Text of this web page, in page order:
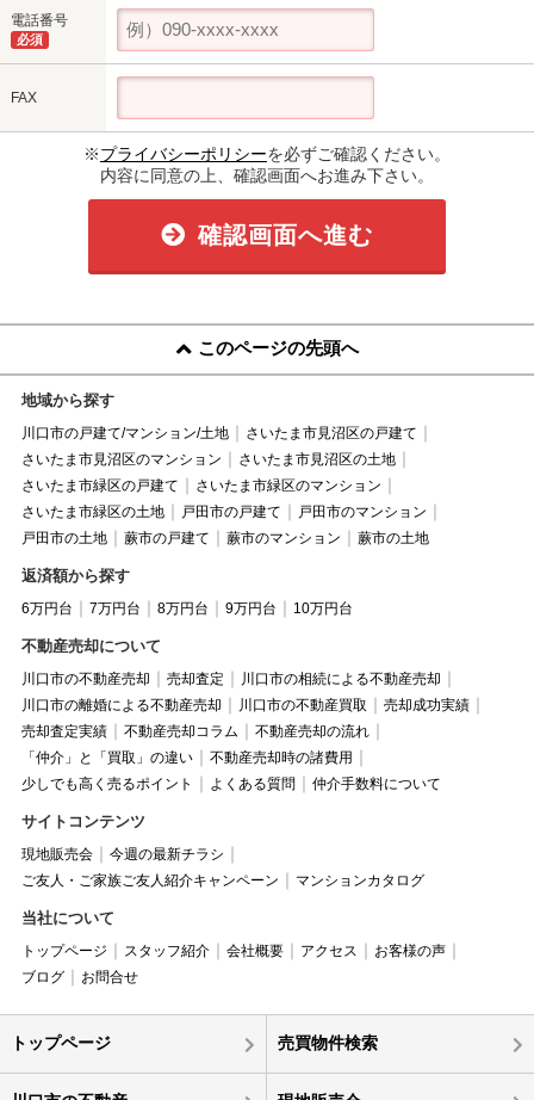
電話番号
必須
FAX
※プライバシーポリシーを必ずご確認ください。
内容に同意の上、確認画面へお進み下さい。
確認画面へ進む
このページの先頭へ
地域から探す
川口市の戸建て/マンション/土地
さいたま市見沼区の戸建て
さいたま市見沼区のマンション
さいたま市見沼区の土地
さいたま市緑区の戸建て
さいたま市緑区のマンション
さいたま市緑区の土地
戸田市の戸建て
戸田市のマンション
戸田市の土地
蕨市の戸建て 蕨市のマンション 蕨市の土地
返済額から探す
6万円台 7万円台 8万円台 9万円台 10万円台
不動産売却について
川口市の不動産売却 売却査定
川口市の相続による不動産売却
川口市の離婚による不動産売却
川口市の不動産買取
売却成功実績
売却査定実績
不動産売却コラム
不動産売却の流れ
「仲介」と「買取」の違い
不動産売却時の諸費用
少しでも高く売るポイント
よくある質問 仲介手数料について
サイトコンテンツ
現地販売会
今週の最新チラシ
ご友人・ご家族ご友人紹介キャンペーン
マンションカタログ
当社について
トップページ スタッフ紹介 会社概要 アクセス
お客様の声
ブログ
お問合せ
トップページ 売買物件検索